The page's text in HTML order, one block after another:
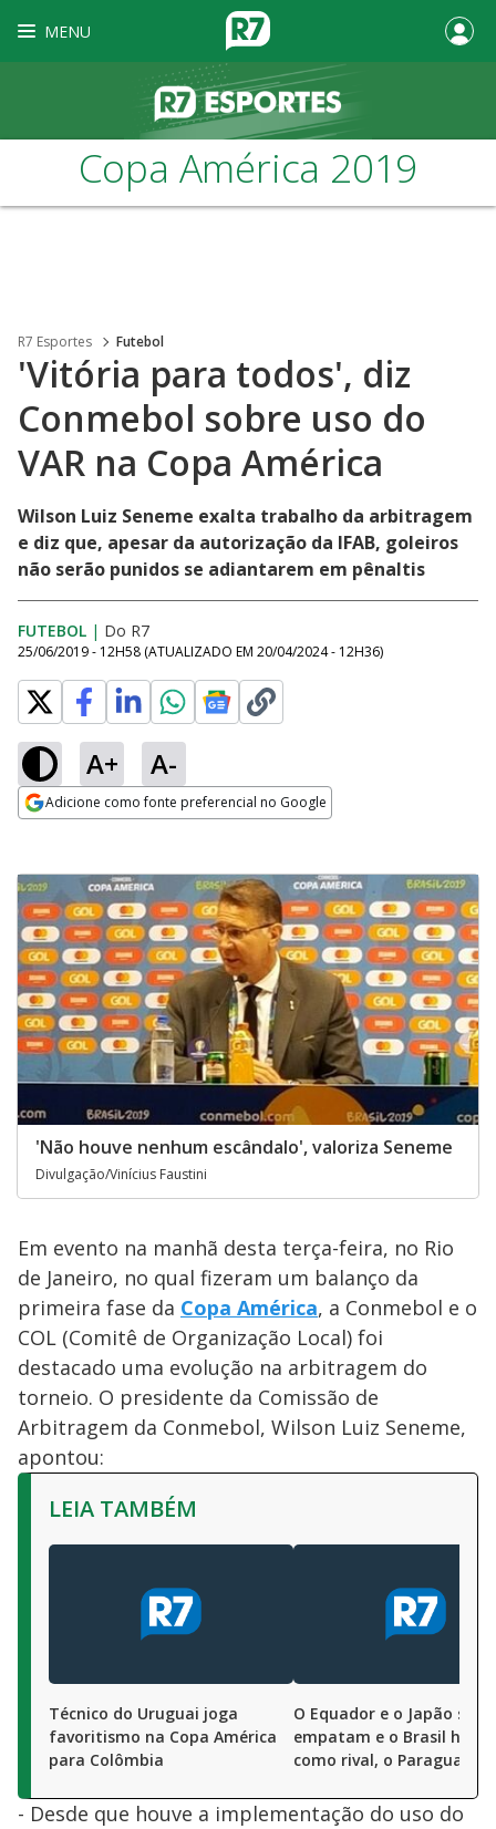
MENU
Copa América 2019
R7 Esportes Futebol
'Vitória para todos', diz
Conmebol sobre uso do
VAR na Copa América
Wilson Luiz Seneme exalta trabalho da arbitragem
e diz que, apesar da autorização da IFAB, goleiros
não serão punidos se adiantarem em pênaltis
FUTEBOL | Do R7
25/06/2019 - 12H58 (ATUALIZADO EM 20/04/2024 - 12H36)
A+ A-
Adicione como fonte preferencial no Google
'Não houve nenhum escândalo', valoriza Seneme
Divulgação/Vinícius Faustini
Em evento na manhã desta terça-feira, no Rio
de Janeiro, no qual fizeram um balanço da
primeira fase da Copa América, a Conmebol e o
COL (Comitê de Organização Local) foi
destacado uma evolução na arbitragem do
torneio. O presidente da Comissão de
Arbitragem da Conmebol, Wilson Luiz Seneme,
apontou:
LEIA TAMBÉM
Técnico do Uruguai joga
favoritismo na Copa América
para Colômbia
O Equador e o Japão só
empatam e o Brasil
como rival, o Paraguai
- Desde que houve a implementação do uso do